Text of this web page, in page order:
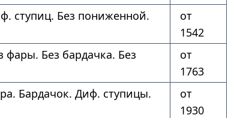
ступиц. Без пониженной.
от
1542
Без бардачка. Без
от
1763
Бардачок. Диф. ступицы.
от
1930